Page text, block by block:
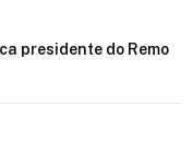
presidente do Remo